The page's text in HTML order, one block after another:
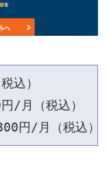
込）
/月（税込）